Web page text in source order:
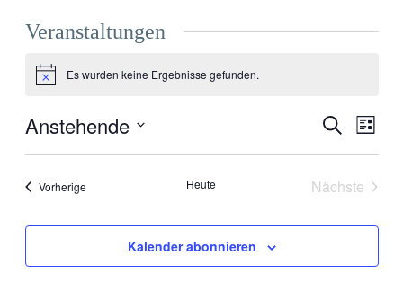
Veranstaltungen
HinweisEs wurden keine Ergebnisse gefunden.
Suche
Liste
Anstehende
VorherigeVeranstaltungen Heute
Nächste
Kalender abonnieren